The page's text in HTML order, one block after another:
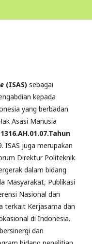
(ISAS) sebagai
kepada
yang berbadan
Asasi Manusia
ISAS juga merupakan
Direktur Politeknik
dalam bidang
Masyarakat, Publikasi
Nasional dan
terkait Kerjasama dan
di Indonesia.
dan